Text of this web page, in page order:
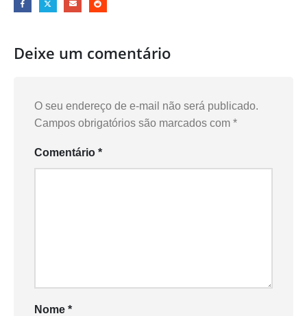
Deixe um comentário
O seu endereço de e-mail não será publicado.
Campos obrigatórios são marcados com *
Comentário *
Nome *